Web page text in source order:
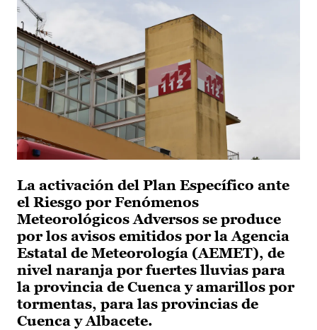
La activación del Plan Específico ante
el Riesgo por Fenómenos
Meteorológicos Adversos se produce
por los avisos emitidos por la Agencia
Estatal de Meteorología (AEMET), de
nivel naranja por fuertes lluvias para
la provincia de Cuenca y amarillos por
tormentas, para las provincias de
Cuenca y Albacete.